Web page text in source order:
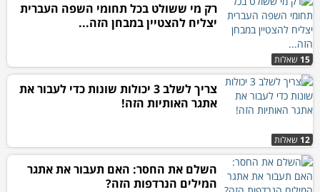
15 שאלות
רק מי ששולט בכל תחומי השפה העברית
יצליח להצטיין במבחן הזה...
12 שאלות
צריך לשלב 3 יכולות שונות כדי לעבור את
אתגר האותיות הזה!
השלם את החסר: האם תעבור את אתגר
המילים הנרדפות הזה?